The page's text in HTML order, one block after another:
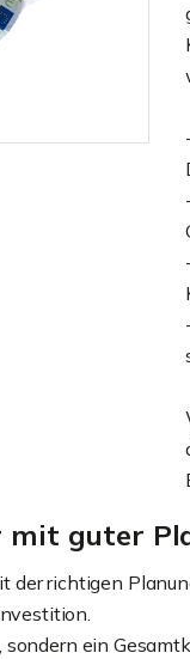
mit guter
der richtigen
ein